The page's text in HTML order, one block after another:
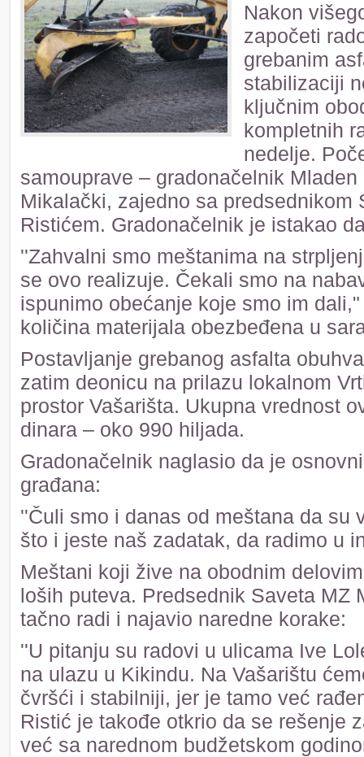
Nakon
započeti
grebanim
stabilizaciji
ključnim
kompletnih
nedelje.
samouprave – gradonačelnik
Mikalački, zajedno sa
Ristićem. Gradonačelnik je istakao
''Zahvalni smo meštanima na
se ovo realizuje. Čekali smo na
ispunimo obećanje koje smo im
količina materijala obezbeđena u
Postavljanje grebanog asfalta
zatim deonicu na prilazu lokalnom
prostor Vašarišta. Ukupna vrednost
dinara – oko 990 hiljada.
Gradonačelnik naglasio da je
građana:
''Čuli smo i danas od meštana da su
što i jeste naš zadatak, da radimo u
Meštani koji žive na obodnim
loših puteva. Predsednik Saveta MZ
tačno radi i najavio naredne korake:
''U pitanju su radovi u ulicama Ive
na ulazu u Kikindu. Na Vašarištu
čvršći i stabilniji, jer je tamo već
Ristić je takođe otkrio da se rešenje
već sa narednom budžetskom